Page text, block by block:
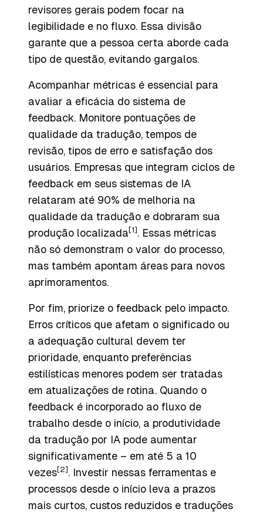
revisores gerais podem focar na
legibilidade e no fluxo. Essa divisão
garante que a pessoa certa aborde cada
tipo de questão, evitando gargalos.
Acompanhar métricas é essencial para
avaliar a eficácia do sistema de
feedback. Monitore pontuações de
qualidade da tradução, tempos de
revisão, tipos de erro e satisfação dos
usuários. Empresas que integram ciclos de
feedback em seus sistemas de IA
relataram até 90% de melhoria na
qualidade da tradução e dobraram sua
produção localizada [1] . Essas métricas
não só demonstram o valor do processo,
mas também apontam áreas para novos
aprimoramentos.
Por fim, priorize o feedback pelo impacto.
Erros críticos que afetam o significado ou
a adequação cultural devem ter
prioridade, enquanto preferências
estilísticas menores podem ser tratadas
em atualizações de rotina. Quando o
feedback é incorporado ao fluxo de
trabalho desde o início, a produtividade
da tradução por IA pode aumentar
significativamente – em até 5 a 10
vezes[2] . Investir nessas ferramentas e
processos desde o início leva a prazos
mais curtos, custos reduzidos e traduções